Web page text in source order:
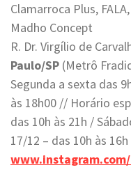
Clamarroca Plus,
Madho Concept
R. Dr. Virgílio de
Paulo/SP (Metrô
Segunda a sexta das
às 18h00 // Horário
das 10h às 21h /
17/12 – das 10h às 16h